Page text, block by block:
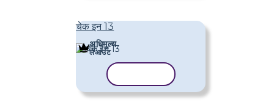
चेक इन 13
अधिमूल्य
लेआउट